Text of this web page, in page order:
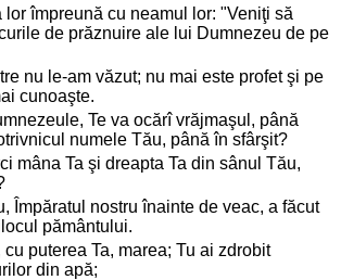
împreună cu neamul lor: "Veniţi să
de prăznuire ale lui Dumnezeu de pe
nu le-am văzut; nu mai este profet şi pe
cunoaşte.
Te va ocărî vrăjmaşul, până
numele Tău, până în sfârşit?
mâna Ta şi dreapta Ta din sânul Tău,
Împăratul nostru înainte de veac, a făcut
pământului.
puterea Ta, marea; Tu ai zdrobit
din apă;